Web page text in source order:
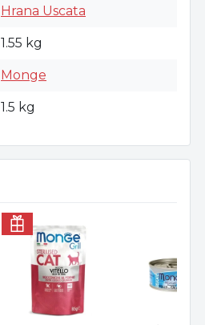
Hrana Uscata
1.55 kg
Monge
1.5 kg